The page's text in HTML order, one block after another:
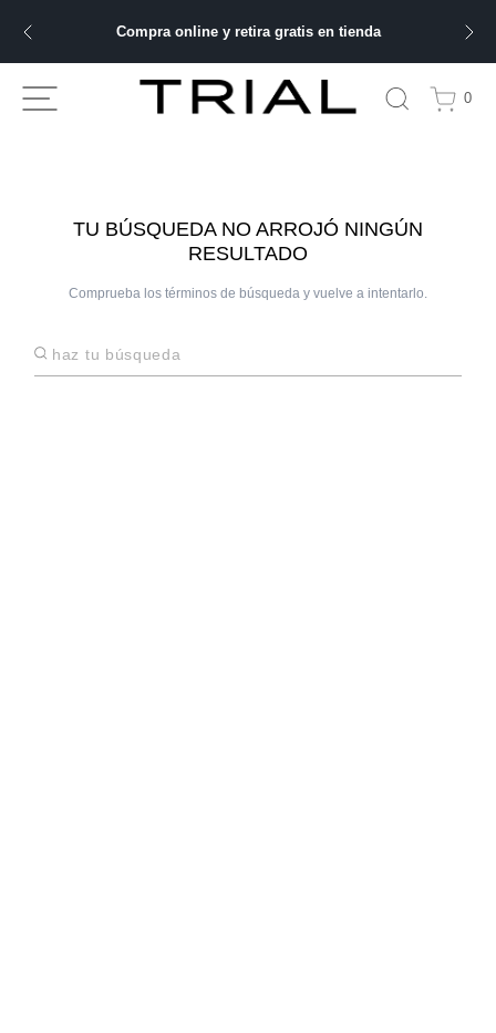
Compra online y retira gratis en tienda
0
TU BÚSQUEDA NO ARROJÓ NINGÚN
RESULTADO
Comprueba los términos de búsqueda y vuelve a intentarlo.
Haz tu búsqueda
BUSCADOS